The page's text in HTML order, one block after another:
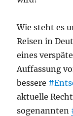
Wie steht es
Reisen in
eines
Auffassung
bessere
aktuelle
sogenannten